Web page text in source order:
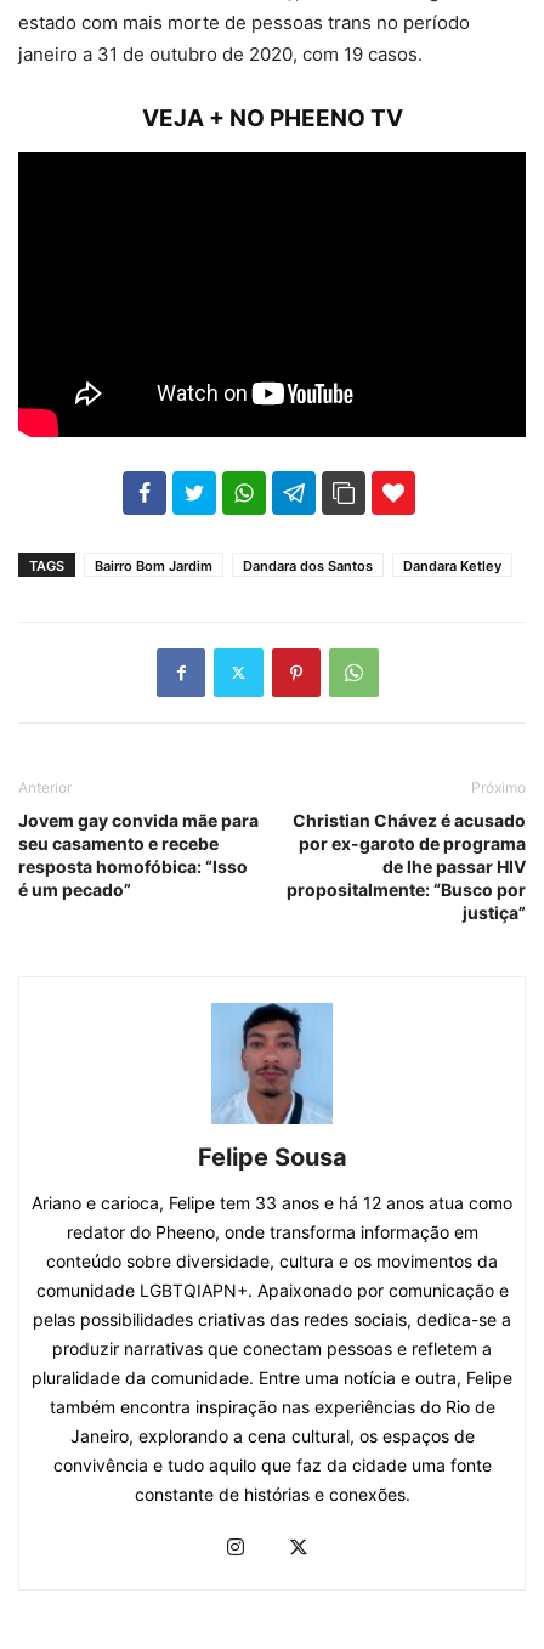
estado com mais morte de pessoas trans no período
janeiro a 31 de outubro de 2020, com 19 casos.
VEJA + NO PHEENO TV
102 35
TAGS Bairro Bom Jardim Dandara dos Santos Dandara Ketley
Anterior
Jovem gay convida mãe para
seu casamento e recebe
resposta homofóbica: “Isso
é um pecado”
Próximo
Christian Chávez é acusado
por ex-garoto de programa
de lhe passar HIV
propositalmente: “Busco por
justiça”
Felipe Sousa
Ariano e carioca, Felipe tem 33 anos e há 12 anos atua como
redator do Pheeno, onde transforma informação em
conteúdo sobre diversidade, cultura e os movimentos da
comunidade LGBTQIAPN+. Apaixonado por comunicação e
pelas possibilidades criativas das redes sociais, dedica-se a
produzir narrativas que conectam pessoas e refletem a
pluralidade da comunidade. Entre uma notícia e outra, Felipe
também encontra inspiração nas experiências do Rio de
Janeiro, explorando a cena cultural, os espaços de
convivência e tudo aquilo que faz da cidade uma fonte
constante de histórias e conexões.